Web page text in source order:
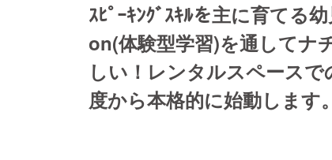
ｽﾋﾟｰｷﾝｸﾞｽｷﾙを主に育てる
on(体験型学習)を通してナ
しい！レンタルスペース
度から本格的に始動します。